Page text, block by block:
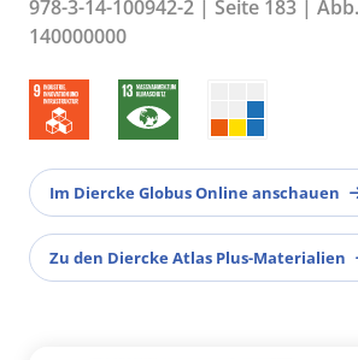
978-3-14-100942-2 | Seite 183 |
140000000
Im Diercke Globus Online anschauen
Zu den Diercke Atlas Plus-Materialien